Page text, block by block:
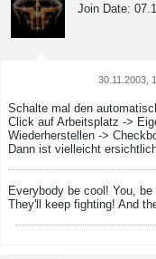
Join Date:
30.11.2003,
Schalte mal den
Click auf Arbeitsplatz ->
Wiederherstellen ->
Dann ist vielleicht
Everybody be cool! You, be
They'll keep fighting! And